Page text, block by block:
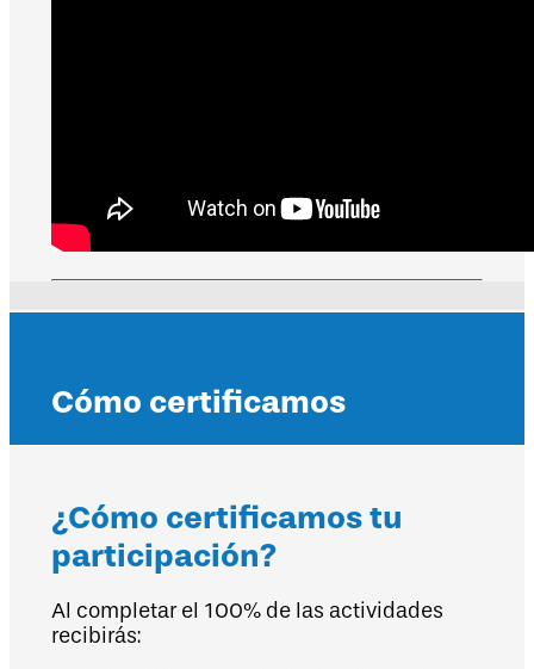
Cómo certificamos
¿Cómo certificamos tu
participación?
Al completar el 100% de las actividades
recibirás: